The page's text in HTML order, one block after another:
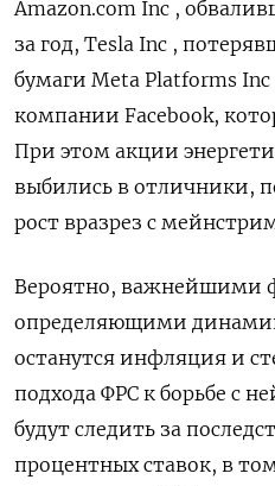
Amazon.com Inc ,
за год, Tesla Inc ,
бумаги Meta Platforms
компании Facebook,
При этом акции
выбились в отличники,
рост вразрез с
Вероятно, важнейшими
определяющими
останутся инфляция и
подхода ФРС к борьбе с
будут следить за
процентных ставок, в